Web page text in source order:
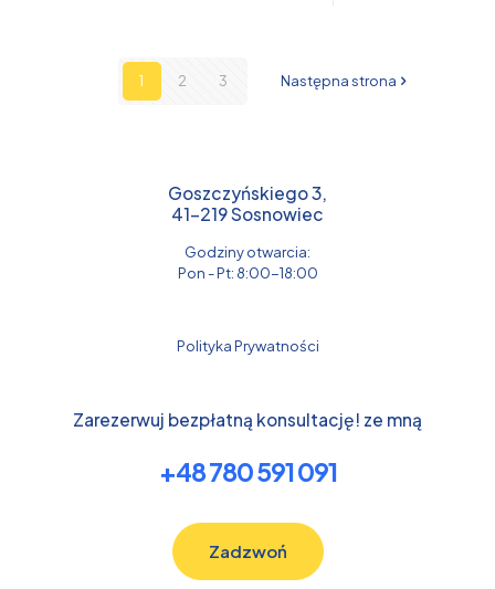
1 2 3 Następna strona
Goszczyńskiego 3,
41-219 Sosnowiec
Godziny otwarcia:
Pon - Pt: 8:00-18:00
Polityka Prywatności
Zarezerwuj bezpłatną konsultację! ze mną
+48 780 591 091
Zadzwoń